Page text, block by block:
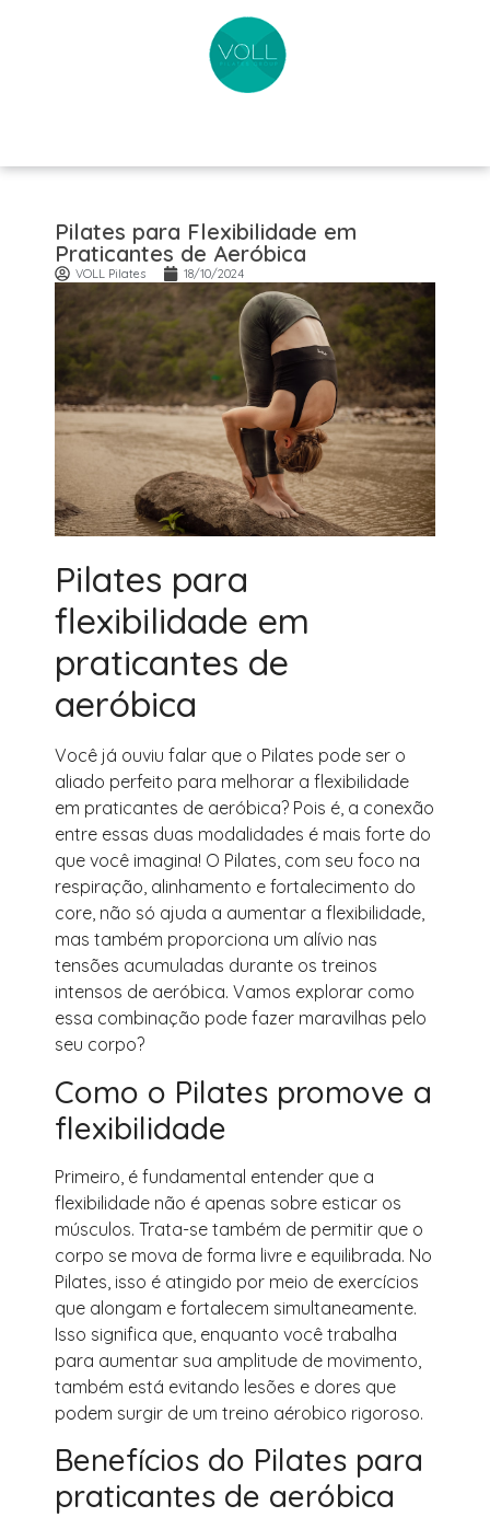
Pilates para Flexibilidade em
Praticantes de Aeróbica
VOLL Pilates 18/10/2024
Pilates para
flexibilidade em
praticantes de
aeróbica
Você já ouviu falar que o Pilates pode ser o
aliado perfeito para melhorar a flexibilidade
em praticantes de aeróbica? Pois é, a conexão
entre essas duas modalidades é mais forte do
que você imagina! O Pilates, com seu foco na
respiração, alinhamento e fortalecimento do
core, não só ajuda a aumentar a flexibilidade,
mas também proporciona um alívio nas
tensões acumuladas durante os treinos
intensos de aeróbica. Vamos explorar como
essa combinação pode fazer maravilhas pelo
seu corpo?
Como o Pilates promove a
flexibilidade
Primeiro, é fundamental entender que a
flexibilidade não é apenas sobre esticar os
músculos. Trata-se também de permitir que o
corpo se mova de forma livre e equilibrada. No
Pilates, isso é atingido por meio de exercícios
que alongam e fortalecem simultaneamente.
Isso significa que, enquanto você trabalha
para aumentar sua amplitude de movimento,
também está evitando lesões e dores que
podem surgir de um treino aérobico rigoroso.
Benefícios do Pilates para
praticantes de aeróbica